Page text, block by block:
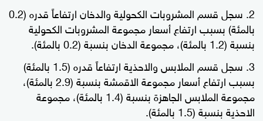
سجل قسم المشروبات الكحولية والدخان ارتفاعاً قدره (0.2
بالمئة) بسبب ارتفاع أسعار مجموعة المشروبات الكحولية
بنسبة (1.2 بالمئة)، مجموعة الدخان بنسبة (0.2 بالمئة).
سجل قسم الملابس والاحذية ارتفاعاً قدره (1.5 بالمئة)
بسبب ارتفاع أسعار مجموعة الاقمشة بنسبة (2.9 بالمئة)،
مجموعة الملابس الجاهزة بنسبة (1.4 بالمئة)، مجموعة
الاحذية بنسبة (1.5 بالمئة).